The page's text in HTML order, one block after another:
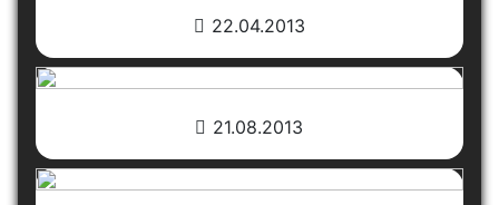
22.04.2013
21.08.2013